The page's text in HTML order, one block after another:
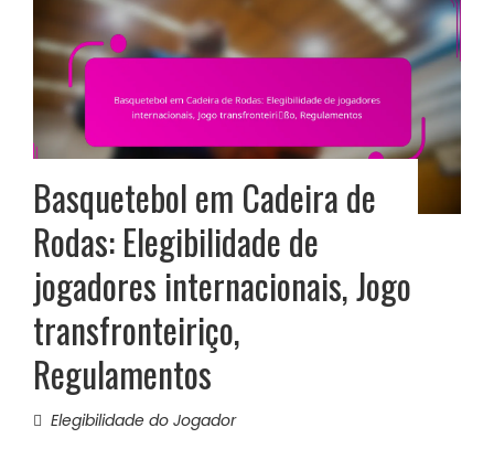
Basquetebol em Cadeira de
Rodas: Elegibilidade de
jogadores internacionais, Jogo
transfronteiriço,
Regulamentos
Elegibilidade do Jogador